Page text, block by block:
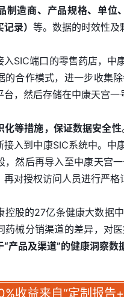
制造商、产品规格、单
录） 等。数据的时效性及
入SIC端口的零售药店，中
的合作模式，进一步收集
，然后存储在中康天宫一
化等措施，保证数据安全性
接入到中康SIC系统中。中
，然后再导入至中康天宫
对授权访问人员进行严格
控股的27亿条健康大数据
药械分销渠道的差异，对
产品及渠道”的健康洞察数
收益来自“定制报告